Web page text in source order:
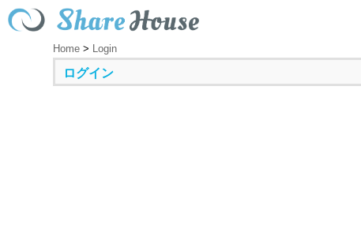
Home > Login
ログイン